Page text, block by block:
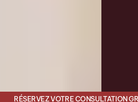
RÉSERVEZ VOTRE CONSULTATION